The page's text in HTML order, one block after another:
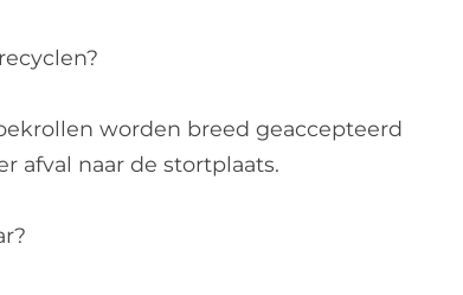
worden breed geaccepteerd
afval naar de stortplaats.